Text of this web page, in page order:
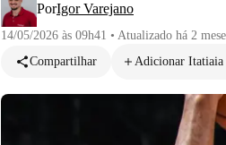
PorIgor Varejano
14/05/2026 às 09h41 • Atualizado há 2
Compartilhar
Adicionar Itatiaia